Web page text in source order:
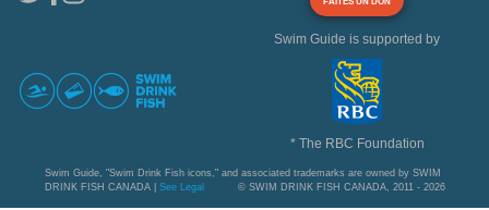
Swim Guide is supported by
* The RBC Foundation
Swim Guide, "Swim Drink Fish icons," and associated trademarks are owned by SWIM
DRINK FISH CANADA | See Legal © SWIM DRINK FISH CANADA, 2011 - 2026